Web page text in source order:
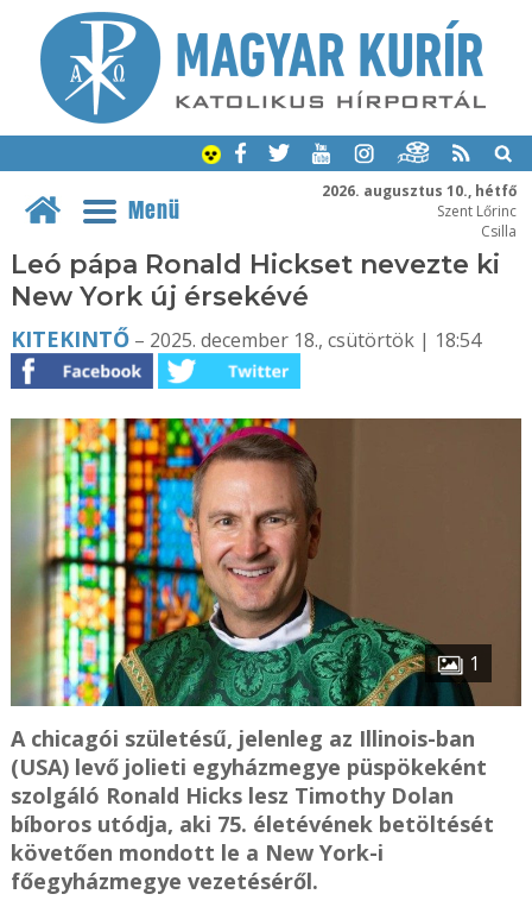
2026. augusztus 10., hétfő
Szent Lőrinc
Csilla
Menü
Leó pápa Ronald Hickset nevezte ki
New York új érsekévé
KITEKINTŐ– 2025. december 18., csütörtök | 18:54
1
A chicagói születésű, jelenleg az Illinois-ban
(USA) levő jolieti egyházmegye püspökeként
szolgáló Ronald Hicks lesz Timothy Dolan
bíboros utódja, aki 75. életévének betöltését
követően mondott le a New York-i
főegyházmegye vezetéséről.